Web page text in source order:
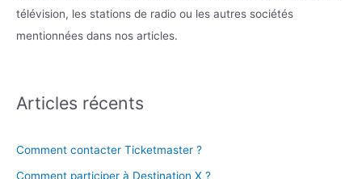
télévision, les stations de radio ou les autres sociétés
mentionnées dans nos articles.
Articles récents
Comment contacter Ticketmaster ?
Comment participer à Destination X ?